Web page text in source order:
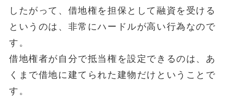
したがって、借地権を担保として融資を受ける
というのは、非常にハードルが高い行為なので
す。
借地権者が自分で抵当権を設定できるのは、あ
くまで借地に建てられた建物だけということで
す。